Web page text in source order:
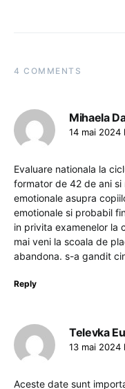
4 COMMENTS
Mihaela
14 mai 2024
Evaluare nationala la
formator de 42 de ani
emotionale asupra
emotionale si probabil
in privita examenelor la
mai veni la scoala de
abandona. s-a gandit
Reply
Televka
13 mai 2024
Aceste date sunt